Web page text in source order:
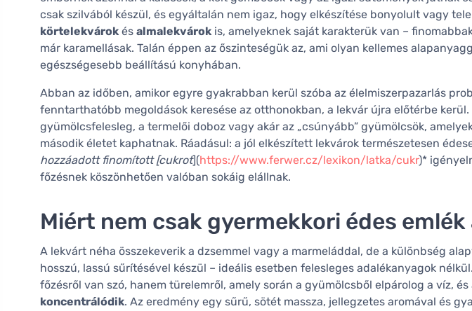
csak szilvából készül, és egyáltalán nem igaz, hogy elkészítése bonyolult vagy
körtelekvárok és almalekvárok is, amelyeknek saját karakterük van –
már karamellásak. Talán éppen az őszinteségük az, ami olyan kellemes
egészségesebb beállítású konyhában.
Abban az időben, amikor egyre gyakrabban kerül szóba az élelmiszerpazarlás
fenntarthatóbb megoldások keresése az otthonokban, a lekvár újra előtérbe kerül.
gyümölcsfelesleg, a termelői doboz vagy akár az „csúnyább” gyümölcsök,
második életet kaphatnak. Ráadásul: a jól elkészített lekvárok természetesen
hozzáadott finomított [cukrot](https://www.ferwer.cz/lexikon/latka/cukr)*
főzésnek köszönhetően valóban sokáig elállnak.
Miért nem csak gyermekkori édes emlék
A lekvárt néha összekeverik a dzsemmel vagy a marmeláddal, de a különbség
hosszú, lassú sűrítésével készül – ideális esetben felesleges adalékanyagok
főzésről van szó, hanem türelemről, amely során a gyümölcsből elpárolog a víz, és
koncentrálódik. Az eredmény egy sűrű, sötét massza, jellegzetes aromával és